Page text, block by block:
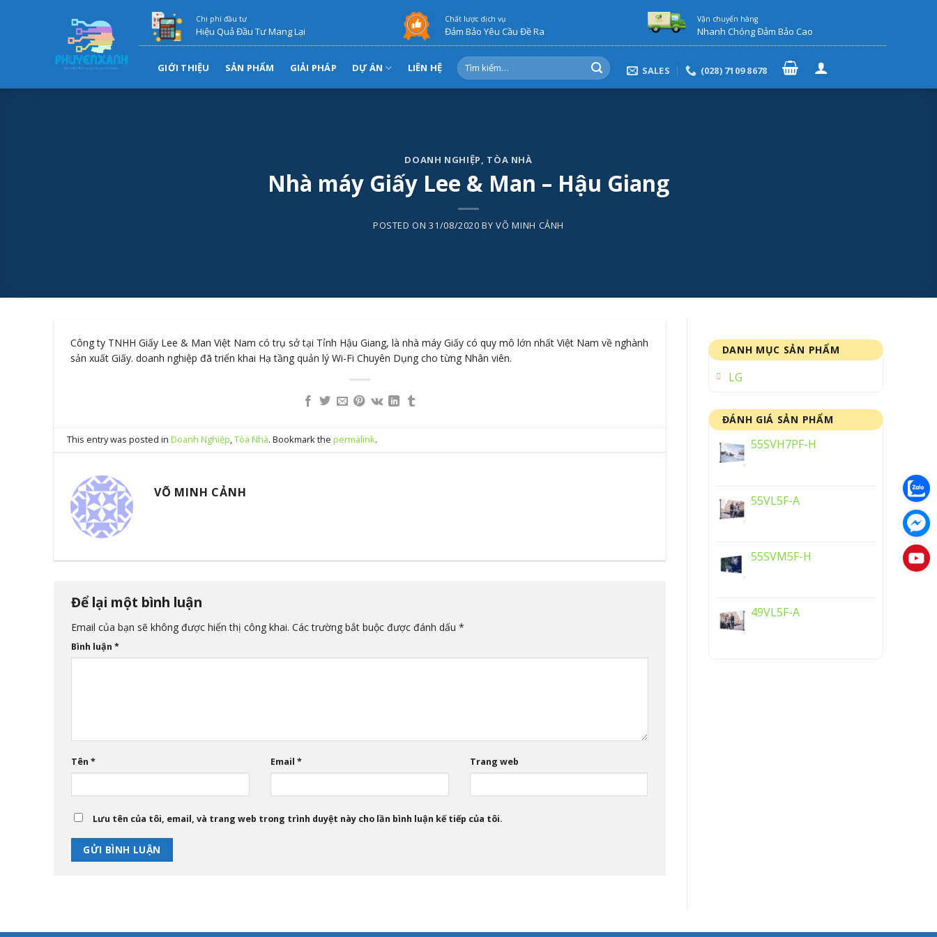
Chi phí đầu tư
Hiệu Quả Đầu Tư Mang Lại
Chất lược dịch vụ
Đảm Bảo Yêu Cầu Đề Ra
Vận chuyển hàng
Nhanh Chóng Đảm Bảo Cao
GIỚI THIỆU SẢN PHẨM GIẢI PHÁP DỰ ÁN LIÊN HỆ
Tìm
kiếm:
SALES (028) 7109 8678
DOANH NGHIỆP, TÒA NHÀ
Nhà máy Giấy Lee & Man – Hậu Giang
POSTED ON31/08/2020 BYVÕ MINH CẢNH
Công ty TNHH Giấy Lee & Man Việt Nam có trụ sở tại Tỉnh Hậu Giang, là nhà máy Giấy có quy mô lớn nhất Việt Nam về nghành
sản xuất Giấy. doanh nghiệp đã triển khai Hạ tầng quản lý Wi-Fi Chuyên Dụng cho từng Nhân viên.
This entry was posted inDoanh Nghiệp,Tòa Nhà. Bookmark thepermalink.
VÕ MINH CẢNH
Để lại một bình luận
Email của bạn sẽ không được hiển thị công khai. Các trường bắt buộc được đánh dấu *
Bình luận *
Tên * Email * Trang web
Lưu tên của tôi, email, và trang web trong trình duyệt này cho lần bình luận kế tiếp của tôi.
DANH MỤC SẢN PHẨM
LG
ĐÁNH GIÁ SẢN PHẨM
55SVH7PF-H
55VL5F-A
55SVM5F-H
49VL5F-A